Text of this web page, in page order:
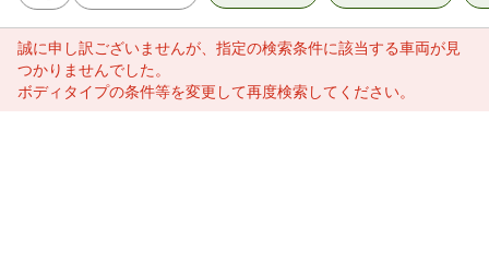
誠に申し訳ございませんが、指定の検索条件に該当する車両が見
つかりませんでした。
ボディタイプの条件等を変更して再度検索してください。